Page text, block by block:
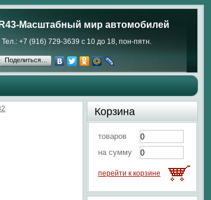
Масштабный мир автомобилей
Тел.: +7 (916) 729-3639 с 10 до 18, пон-пятн.
Поделиться…
Корзина
товаров
на сумму
перейти к корзине